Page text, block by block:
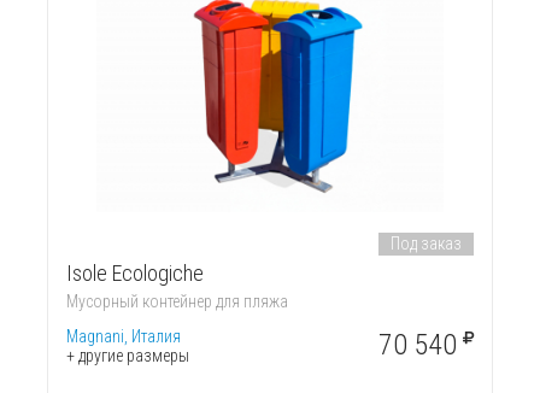
Isole Ecologiche
Мусорный контейнер для пляжа
Magnani, Италия
+ другие размеры
Под заказ
70 540